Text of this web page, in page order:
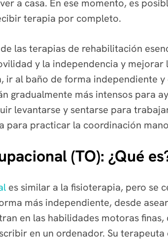
a casa. En ese momento, es
terapia por completo.
las terapias de rehabilitación
y la independencia y
ir al baño de forma independiente
gradualmente más intensos para
levantarse y sentarse para
para practicar la coordinación
(TO): ¿Qué
es similar a la fisioterapia, pero se
más independiente, desde
en las habilidades motoras
en un ordenador. Su